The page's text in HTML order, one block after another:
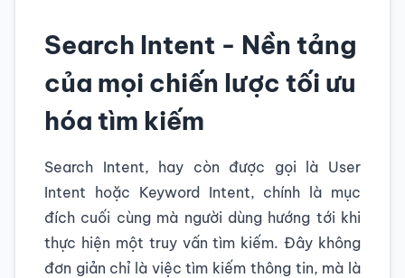
Search Intent - Nền tảng
của mọi chiến lược tối ưu
hóa tìm kiếm
Search Intent, hay còn được gọi là User
Intent hoặc Keyword Intent, chính là mục
đích cuối cùng mà người dùng hướng tới khi
thực hiện một truy vấn tìm kiếm. Đây không
đơn giản chỉ là việc tìm kiếm thông tin, mà là